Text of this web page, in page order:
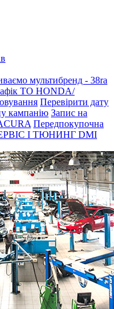
мультибренд - 38ra
ТО HONDA/
Перевірити дату
кампанію Запис на
Передпокупочна
І ТЮНИНГ DMI